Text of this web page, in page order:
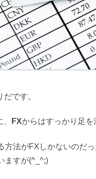
です。
FXからはすっかり足を
方法がFXしかないのだ
ますが(^_^;)